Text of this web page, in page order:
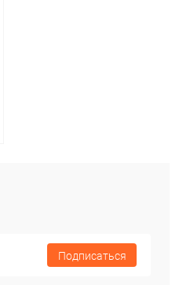
Подписаться